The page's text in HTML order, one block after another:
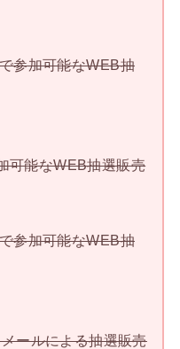
参加可能なWEB抽
可能なWEB抽選販売
参加可能なWEB抽
ールによる抽選販売